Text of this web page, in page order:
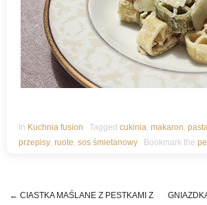
In Kuchnia fusion Tagged cukinia, makaron,
przepisy, ruote, sos śmietanowy Bookmark the
← CIASTKA MAŚLANE Z PESTKAMI Z